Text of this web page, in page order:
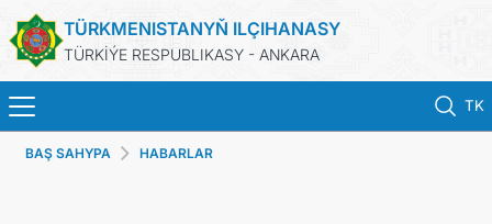
TÜRKMENISTANYŇ ILÇIHANASY
TÜRKİÝE RESPUBLIKASY - ANKARA
TK
ANA SAYFA
BAŞ SAHYPA HABARLAR